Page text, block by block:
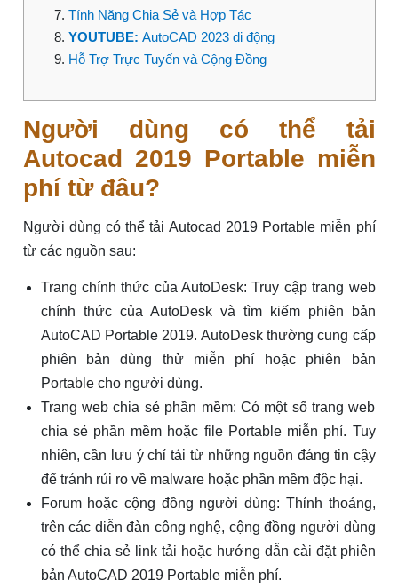
Tính Năng Chia Sẻ và Hợp Tác
YOUTUBE: AutoCAD 2023 di động
Hỗ Trợ Trực Tuyến và Cộng Đồng
Người dùng có thể tải
Autocad 2019 Portable miễn
phí từ đâu?
Người dùng có thể tải Autocad 2019 Portable miễn phí
từ các nguồn sau:
Trang chính thức của AutoDesk: Truy cập trang web
chính thức của AutoDesk và tìm kiếm phiên bản
AutoCAD Portable 2019. AutoDesk thường cung cấp
phiên bản dùng thử miễn phí hoặc phiên bản
Portable cho người dùng.
Trang web chia sẻ phần mềm: Có một số trang web
chia sẻ phần mềm hoặc file Portable miễn phí. Tuy
nhiên, cần lưu ý chỉ tải từ những nguồn đáng tin cậy
để tránh rủi ro về malware hoặc phần mềm độc hại.
Forum hoặc cộng đồng người dùng: Thỉnh thoảng,
trên các diễn đàn công nghệ, cộng đồng người dùng
có thể chia sẻ link tải hoặc hướng dẫn cài đặt phiên
bản AutoCAD 2019 Portable miễn phí.